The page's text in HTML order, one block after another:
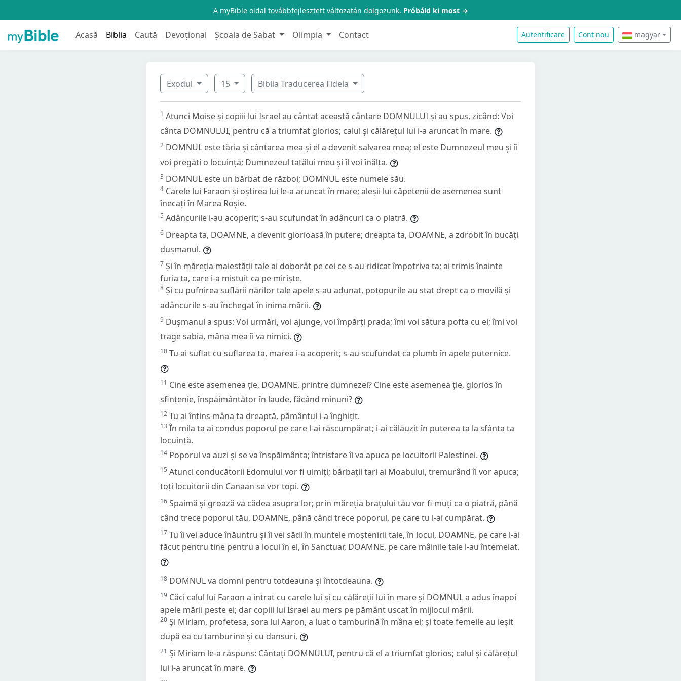
A myBible oldal továbbfejlesztett változatán dolgozunk. Próbáld ki most →
Acasă Biblia Caută Devoțional Școala de Sabat Olimpia Contact Autentificare Cont nou magyar
Exodul 15 Biblia Traducerea Fidela
1 Atunci Moise și copiii lui Israel au cântat această cântare DOMNULUI și au spus, zicând: Voi
cânta DOMNULUI, pentru că a triumfat glorios; calul și călărețul lui i-a aruncat în mare.
2 DOMNUL este tăria și cântarea mea și el a devenit salvarea mea; el este Dumnezeul meu și îi
voi pregăti o locuință; Dumnezeul tatălui meu și îl voi înălța.
3 DOMNUL este un bărbat de război; DOMNUL este numele său.
4 Carele lui Faraon și oștirea lui le-a aruncat în mare; aleșii lui căpetenii de asemenea sunt
înecați în Marea Roșie.
5 Adâncurile i-au acoperit; s-au scufundat în adâncuri ca o piatră.
6 Dreapta ta, DOAMNE, a devenit glorioasă în putere; dreapta ta, DOAMNE, a zdrobit în bucăți
dușmanul.
7 Și în măreția maiestății tale ai doborât pe cei ce s-au ridicat împotriva ta; ai trimis înainte
furia ta, care i-a mistuit ca pe miriște.
8 Și cu pufnirea suflării nărilor tale apele s-au adunat, potopurile au stat drept ca o movilă și
adâncurile s-au închegat în inima mării.
9 Dușmanul a spus: Voi urmări, voi ajunge, voi împărți prada; îmi voi sătura pofta cu ei; îmi voi
trage sabia, mâna mea îi va nimici.
10 Tu ai suflat cu suflarea ta, marea i-a acoperit; s-au scufundat ca plumb în apele puternice.
11 Cine este asemenea ție, DOAMNE, printre dumnezei? Cine este asemenea ție, glorios în
sfințenie, înspăimântător în laude, făcând minuni?
12 Tu ai întins mâna ta dreaptă, pământul i-a înghițit.
13 În mila ta ai condus poporul pe care l-ai răscumpărat; i-ai călăuzit în puterea ta la sfânta ta
locuință.
14 Poporul va auzi și se va înspăimânta; întristare îi va apuca pe locuitorii Palestinei.
15 Atunci conducătorii Edomului vor fi uimiți; bărbații tari ai Moabului, tremurând îi vor apuca;
toți locuitorii din Canaan se vor topi.
16 Spaimă și groază va cădea asupra lor; prin măreția brațului tău vor fi muți ca o piatră, până
când trece poporul tău, DOAMNE, până când trece poporul, pe care tu l-ai cumpărat.
17 Tu îi vei aduce înăuntru și îi vei sădi în muntele moștenirii tale, în locul, DOAMNE, pe care l-ai
făcut pentru tine pentru a locui în el, în Sanctuar, DOAMNE, pe care mâinile tale l-au întemeiat.
18 DOMNUL va domni pentru totdeauna și întotdeauna.
19 Căci calul lui Faraon a intrat cu carele lui și cu călăreții lui în mare și DOMNUL a adus înapoi
apele mării peste ei; dar copiii lui Israel au mers pe pământ uscat în mijlocul mării.
20 Și Miriam, profetesa, sora lui Aaron, a luat o tamburină în mâna ei; și toate femeile au ieșit
după ea cu tamburine și cu dansuri.
21 Și Miriam le-a răspuns: Cântați DOMNULUI, pentru că el a triumfat glorios; calul și călărețul
lui i-a aruncat în mare.